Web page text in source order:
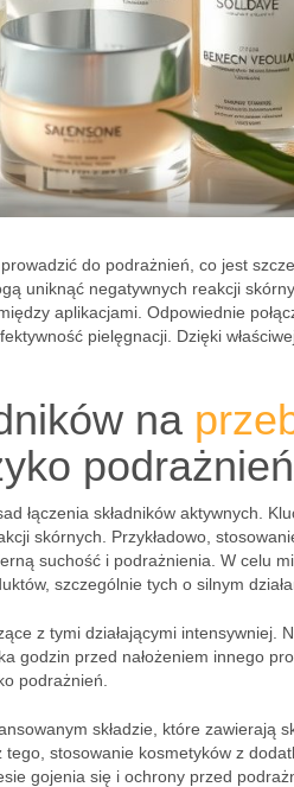
do podrażnień, co jest
uniknąć negatywnych reakcji
aplikacjami. Odpowiednie
pielęgnacji. Dzięki
na
podrażnień
łączenia składników aktywnych.
skórnych. Przykładowo,
suchość i podrażnienia. W celu
szczególnie tych o silnym
z tymi działającymi intensywniej.
godzin przed nałożeniem innego
podrażnień.
składzie, które zawierają
stosowanie kosmetyków z
gojenia się i ochrony przed